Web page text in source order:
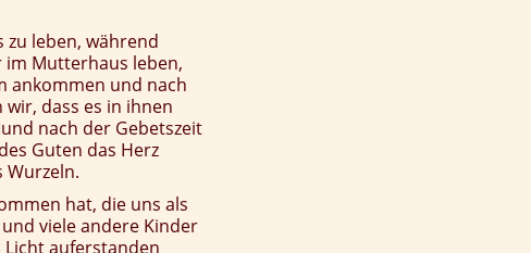
zu leben, während
im Mutterhaus leben,
ankommen und nach
dass es in ihnen
nach der Gebetszeit
Guten das Herz
hat, die uns als
viele andere Kinder
Licht auferstanden